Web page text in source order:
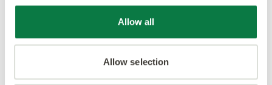
Allow all
Allow selection